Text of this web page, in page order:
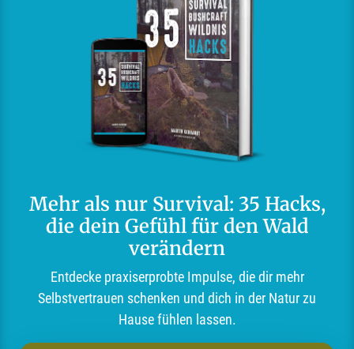
Mehr als nur Survival: 35 Hacks,
die dein Gefühl für den Wald
verändern
Entdecke praxiserprobte Impulse, die dir mehr
Selbstvertrauen schenken und dich in der Natur zu
Hause fühlen lassen.